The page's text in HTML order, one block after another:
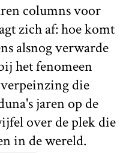
columns voor
zich af: hoe komt
alsnog verwarde
het fenomeen
die
jaren op de
over de plek die
in de wereld.